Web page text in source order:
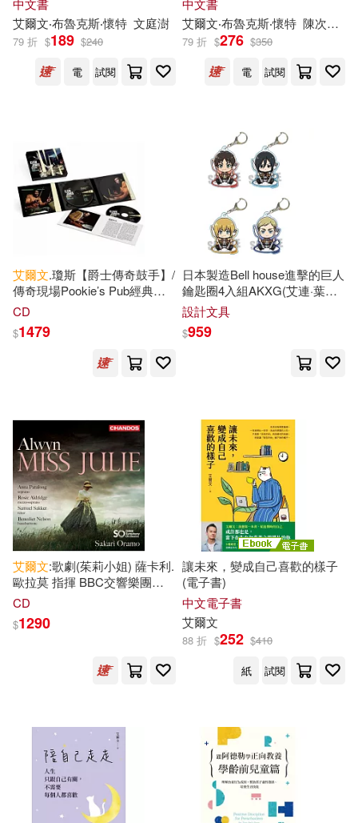
中文書
艾爾文‧布魯克斯‧懷特 文庭澍
79 折 $189 $240
電
試閱
中文書
艾爾文‧布魯克斯‧懷特 陳次雲
79 折 $276 $350
電
試閱
艾爾文.瓊斯【爵士傳奇鼓手】/
傳奇現場Pookie’s Pub經典紀
實-2CD典藏盤(Elvin Jones /
(2CD))
CD
$1479
日本製造Bell house進擊的巨人
鑰匙圈4入組AKXG(艾連·葉卡/
米卡莎·阿卡曼/阿爾敏·亞魯雷
特/團長 艾爾文
巨人周邊-日本原裝進口
設計文具
$959
艾爾文:歌劇(茱莉小姐) 薩卡利.
歐拉莫 指揮 BBC交響樂團
(Sakari Oramo / Alwyn: Miss
CD
$1290
讓未來，變成自己喜歡的樣子
(電子書)
中文電子書
艾爾文
88 折 $252 $410
紙
試閱